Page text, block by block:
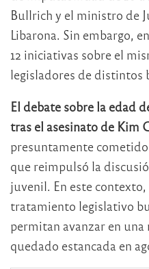
Bullrich y el ministro de
Libarona. Sin embargo,
12 iniciativas sobre el
legisladores de distintos
El debate sobre la edad
tras el asesinato de Kim
presuntamente
que reimpulsó la
juvenil. En este
tratamiento legislativo
permitan avanzar en una
quedado estancada en